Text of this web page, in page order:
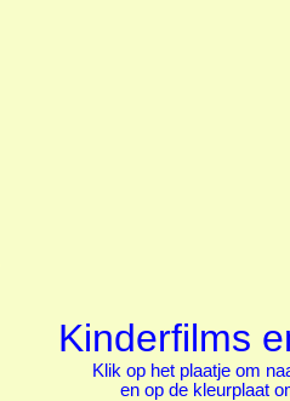
Kinderfilms
Klik op het plaatje om
en op de kleurplaat